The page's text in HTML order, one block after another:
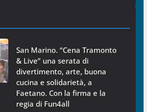
San Marino. “Cena Tramonto
& Live” una serata di
divertimento, arte, buona
cucina e solidarietà, a
Faetano. Con la firma e la
regia di Fun4all